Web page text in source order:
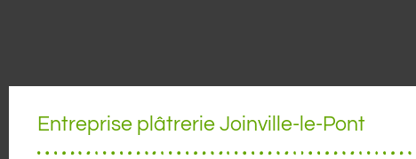
Entreprise plâtrerie Joinville-le-Pont